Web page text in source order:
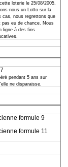
loterie le 25/08/2005,
nous un Lotto sur la
cas, nous regrettons que
pas eu de chance. Nous
ligne à des fins
pendant 5 ans sur
ne disparaisse.
formule 9
formule 11